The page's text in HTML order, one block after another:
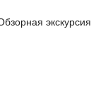
экскурсия